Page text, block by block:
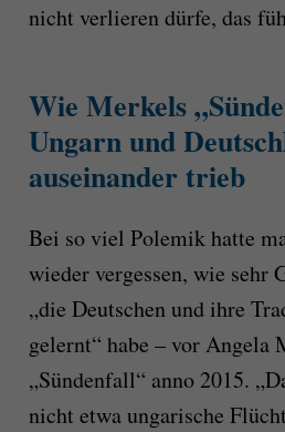
nicht verlieren dürfe, das
Wie Merkels
Ungarn und
auseinander trieb
Bei so viel Polemik hatte
wieder vergessen, wie sehr
„die Deutschen und ihre
gelernt“ habe – vor Angela
„Sündenfall“ anno 2015.
nicht etwa ungarische